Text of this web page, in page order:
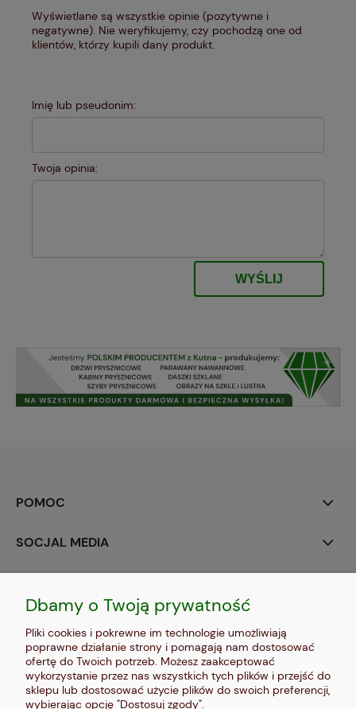
Wyświetlane są wszystkie opinie (pozytywne i
negatywne). Nie weryfikujemy, czy pochodzą one od
klientów, którzy kupili dany produkt.
Imię lub pseudonim:
Twoja opinia:
WYŚLIJ
POMOC
SOCJAL MEDIA
INFORMACJE
O NAS
Dbamy o Twoją prywatność
Pliki cookies i pokrewne im technologie umożliwiają
poprawne działanie strony i pomagają nam dostosować
ofertę do Twoich potrzeb. Możesz zaakceptować
wykorzystanie przez nas wszystkich tych plików i przejść do
sklepu lub dostosować użycie plików do swoich preferencji,
wybierając opcję "Dostosuj zgody".